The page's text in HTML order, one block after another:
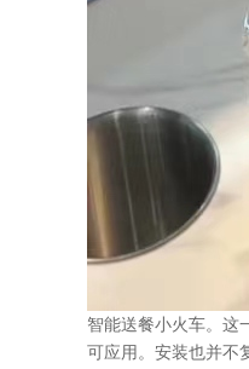
智能送餐小火车。这
可应用。安装也并不